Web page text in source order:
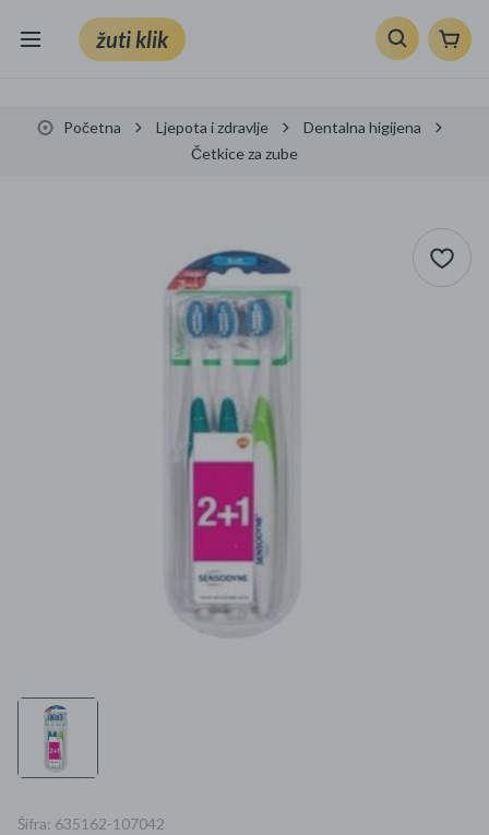
žuti klik
Klik supermarket
Sport i slobodno vrijeme
Specijalne kategorije
Čišćenje zaliha
Kišobrani akcija
Početna Ljepota i zdravlje
Dentalna higijena
Četkice za zube
Šifra: 635162-107042